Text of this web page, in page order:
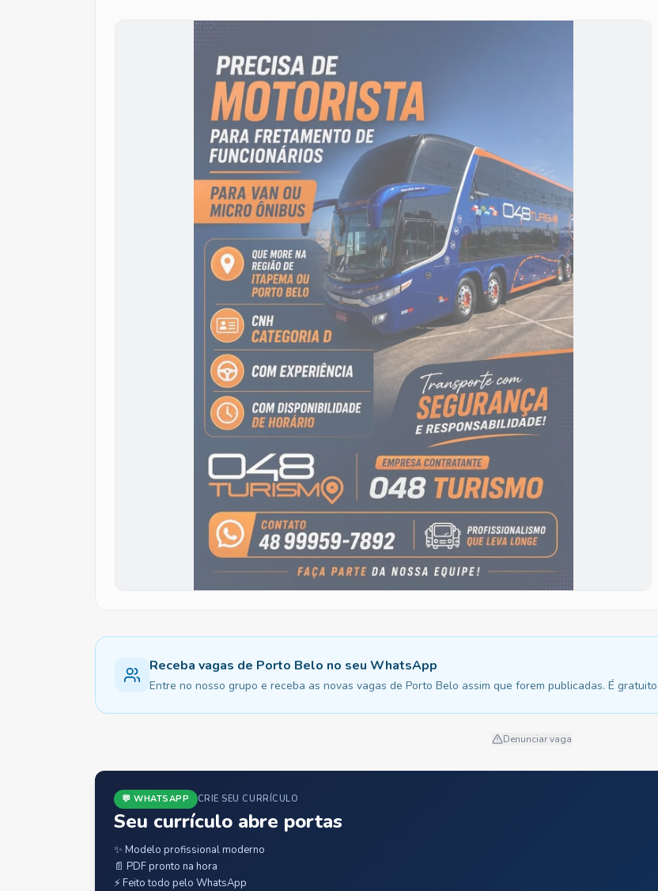
Receba vagas de Porto Belo no seu WhatsApp
Entre no nosso grupo e receba as novas vagas de Porto Belo assim que forem publicadas. É gratuito.
Denunciar vaga
💬 WHATSAPP CRIE SEU CURRÍCULO
Seu currículo abre portas
✨ Modelo profissional moderno
📄 PDF pronto na hora
⚡ Feito todo pelo WhatsApp